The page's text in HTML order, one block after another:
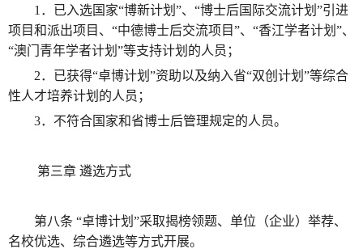
1．已入选国家“博新计划”、“博士后国际交流计划”引进
项目和派出项目、“中德博士后交流项目”、“香江学者计划”、
“澳门青年学者计划”等支持计划的人员；
2．已获得“卓博计划”资助以及纳入省“双创计划”等综合
性人才培养计划的人员；
3．不符合国家和省博士后管理规定的人员。
第三章 遴选方式
第八条 “卓博计划”采取揭榜领题、单位（企业）举荐、
名校优选、综合遴选等方式开展。